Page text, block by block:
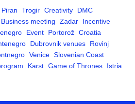
Piran Trogir Creativity
DMC
Business meeting Zadar
Incentive
Event Portorož Croatia
Dubrovnik venues
Rovinj
Venice Slovenian Coast
Karst Game of Thrones
Istria